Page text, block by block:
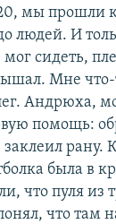
мы прошли
людей. И
сидеть,
Мне что-
Андрюха,
помощь:
рану.
была в
что пуля из
что там